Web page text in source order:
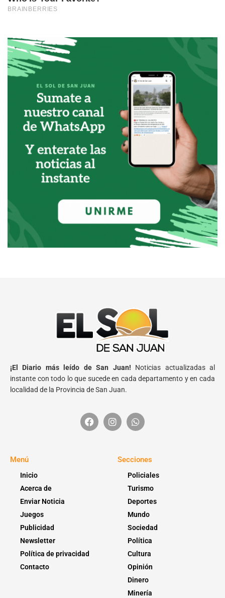
¡El Diario más leído de San Juan! Noticias actualizadas al
instante con todo lo que sucede en cada departamento y en cada
localidad de la Provincia de San Juan.
Menú
Inicio
Acerca de
Enviar Noticia
Juegos
Publicidad
Newsletter
Política de privacidad
Contacto
Secciones
Policiales
Turismo
Deportes
Mundo
Sociedad
Política
Cultura
Opinión
Dinero
Minería